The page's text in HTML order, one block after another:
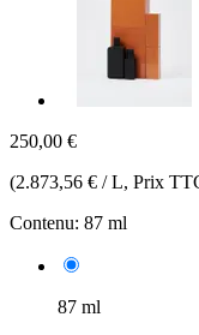
250,00 €
(2.873,56 € / L, Prix
Contenu: 87 ml
87 ml